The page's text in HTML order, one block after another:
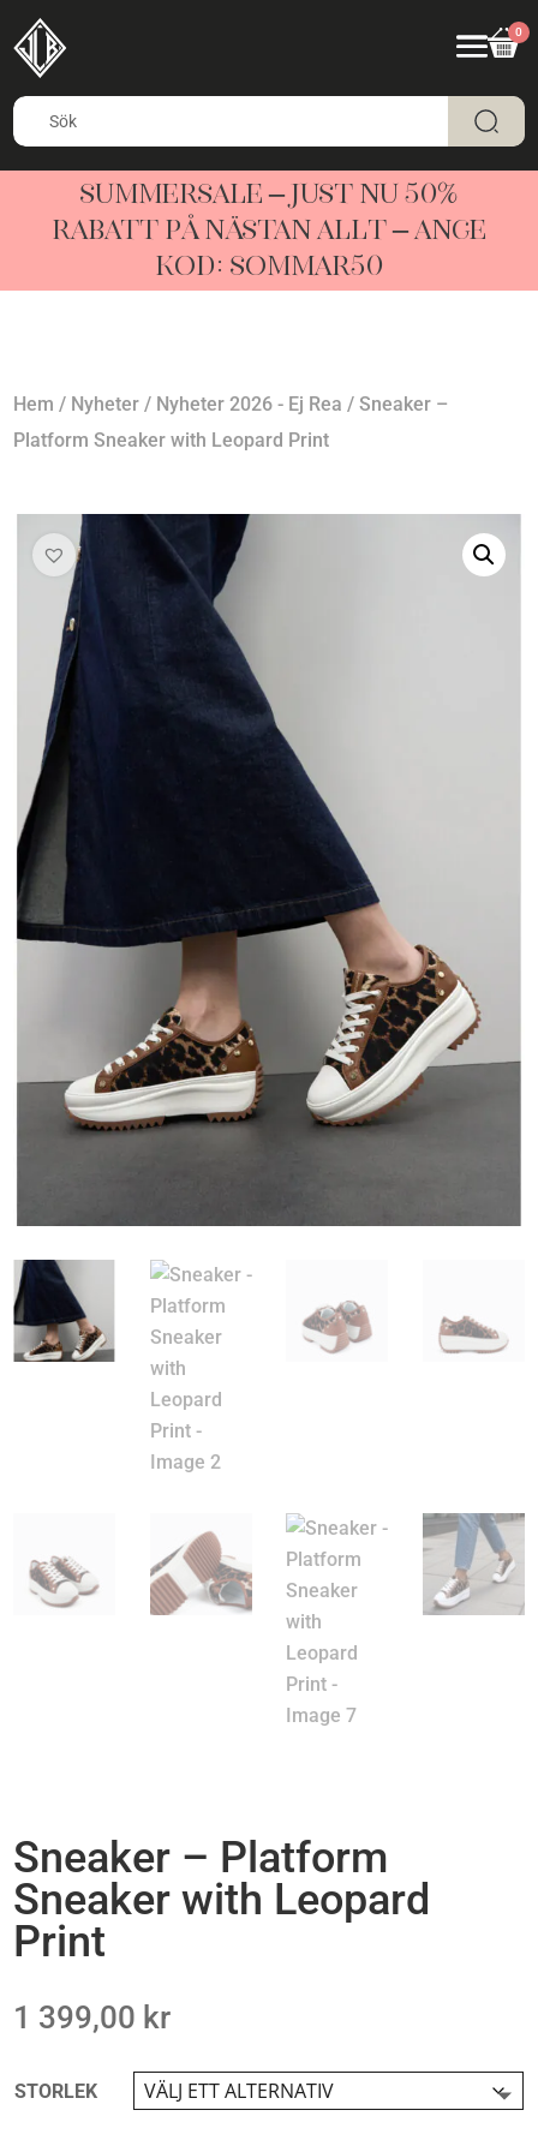
0
SUMMERSALE – JUST NU 50%
RABATT PÅ NÄSTAN ALLT – ANGE
KOD: SOMMAR50
Hem / Nyheter / Nyheter 2026 - Ej Rea / Sneaker –
Platform Sneaker with Leopard Print
Sneaker – Platform
Sneaker with Leopard
Print
1 399,00 kr
STORLEK